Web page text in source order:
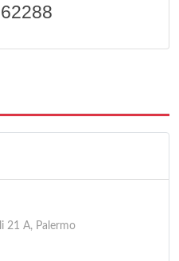
21 A, Palermo